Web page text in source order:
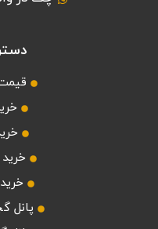
پانل